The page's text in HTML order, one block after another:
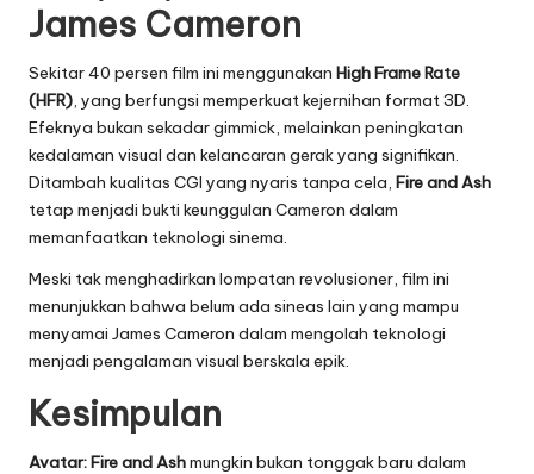
James Cameron
Sekitar 40 persen film ini menggunakan High Frame Rate
(HFR) , yang berfungsi memperkuat kejernihan format 3D.
Efeknya bukan sekadar gimmick, melainkan peningkatan
kedalaman visual dan kelancaran gerak yang signifikan.
Ditambah kualitas CGI yang nyaris tanpa cela, Fire and Ash
tetap menjadi bukti keunggulan Cameron dalam
memanfaatkan teknologi sinema.
Meski tak menghadirkan lompatan revolusioner, film ini
menunjukkan bahwa belum ada sineas lain yang mampu
menyamai James Cameron dalam mengolah teknologi
menjadi pengalaman visual berskala epik.
Kesimpulan
Avatar: Fire and Ashmungkin bukan tonggak baru dalam